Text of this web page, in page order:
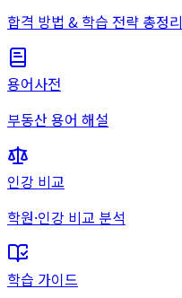
합격 방법 & 학습 전략 총정리
용어사전
부동산 용어 해설
인강 비교
학원·인강 비교 분석
학습 가이드